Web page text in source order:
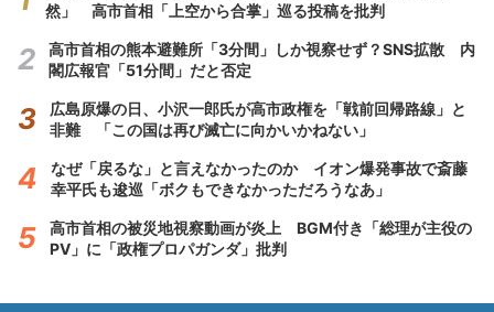
然」 高市首相「上空から合掌」巡る投稿を批判
高市首相の熊本避難所「3分間」しか視察せず？SNS拡散 内
閣広報官「51分間」だと否定
広島原爆の日、小沢一郎氏が高市政権を「戦前回帰路線」と
非難 「この国は再び滅亡に向かいかねない」
なぜ「戻るな」と言えなかったのか イオン爆発事故で斎藤
幸平氏も逡巡「ボクもできなかっただろうなあ」
高市首相の被災地視察動画が炎上 BGM付き「総理が主役の
PV」に「政権プロパガンダ」批判